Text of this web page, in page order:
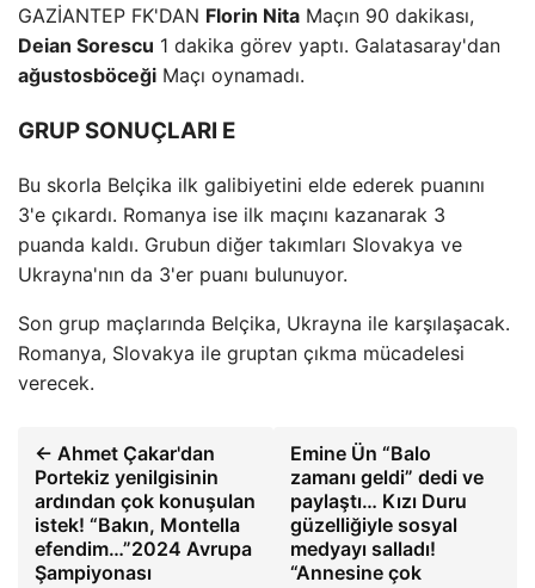
GAZİANTEP FK'DAN Florin Nita Maçın 90 dakikası,
Deian Sorescu 1 dakika görev yaptı. Galatasaray'dan
ağustosböceği Maçı oynamadı.
GRUP SONUÇLARI E
Bu skorla Belçika ilk galibiyetini elde ederek puanını
3'e çıkardı. Romanya ise ilk maçını kazanarak 3
puanda kaldı. Grubun diğer takımları Slovakya ve
Ukrayna'nın da 3'er puanı bulunuyor.
Son grup maçlarında Belçika, Ukrayna ile karşılaşacak.
Romanya, Slovakya ile gruptan çıkma mücadelesi
verecek.
← Ahmet Çakar'dan
Portekiz yenilgisinin
ardından çok konuşulan
istek! “Bakın, Montella
efendim…”2024 Avrupa
Şampiyonası
Emine Ün “Balo
zamanı geldi” dedi ve
paylaştı… Kızı Duru
güzelliğiyle sosyal
medyayı salladı!
“Annesine çok